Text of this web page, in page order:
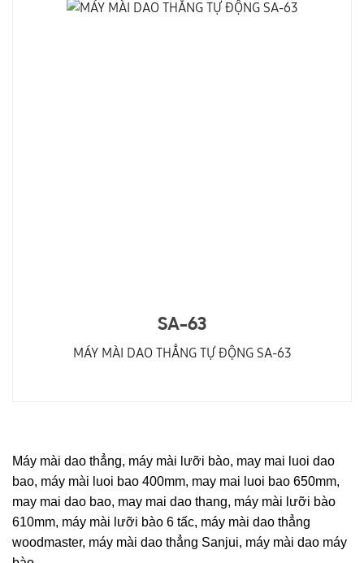
SA-63
MÁY MÀI DAO THẲNG TỰ ĐỘNG SA-63
Máy mài dao thẳng, máy mài lưỡi bào, may mai luoi dao
bao, máy mài luoi bao 400mm, may mai luoi bao 650mm,
may mai dao bao, may mai dao thang, máy mài lưỡi bào
610mm, máy mài lưỡi bào 6 tấc, máy mài dao thẳng
woodmaster, máy mài dao thẳng Sanjui, máy mài dao máy